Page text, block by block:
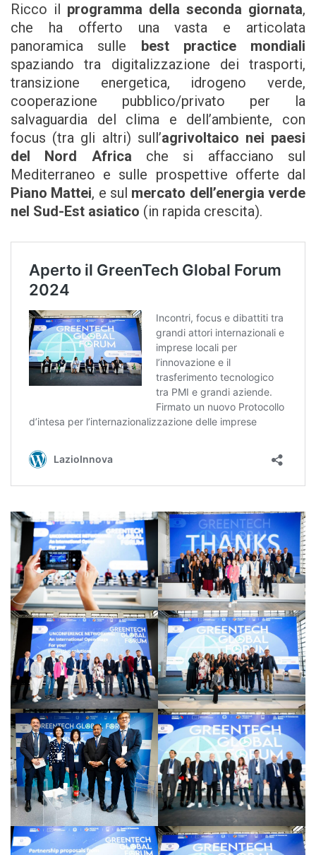
Ricco il programma della seconda giornata,
che ha offerto una vasta e articolata
panoramica sulle best practice mondiali
spaziando tra digitalizzazione dei trasporti,
transizione energetica, idrogeno verde,
cooperazione pubblico/privato per la
salvaguardia del clima e dell’ambiente, con
focus (tra gli altri) sull’agrivoltaico nei paesi
del Nord Africa che si affacciano sul
Mediterraneo e sulle prospettive offerte dal
Piano Mattei, e sul mercato dell’energia verde
nel Sud-Est asiatico (in rapida crescita).